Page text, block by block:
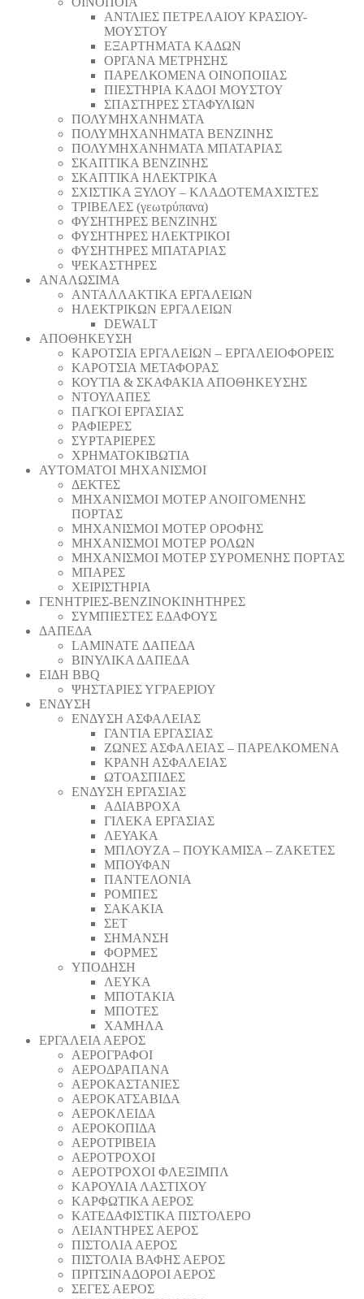
ΑΝΤΛΙΕΣ ΠΕΤΡΕΛΑΙΟΥ ΚΡΑΣΙΟΥ-
ΜΟΥΣΤΟΥ
ΕΞΑΡΤΗΜΑΤΑ ΚΑΔΩΝ
ΟΡΓΑΝΑ ΜΕΤΡΗΣΗΣ
ΠΑΡΕΛΚΟΜΕΝΑ ΟΙΝΟΠΟΙΙΑΣ
ΠΙΕΣΤΗΡΙΑ ΚΑΔΟΙ ΜΟΥΣΤΟΥ
ΣΠΑΣΤΗΡΕΣ ΣΤΑΦΥΛΙΩΝ
ΠΟΛΥΜΗΧΑΝΗΜΑΤΑ
ΠΟΛΥΜΗΧΑΝΗΜΑΤΑ ΒΕΝΖΙΝΗΣ
ΠΟΛΥΜΗΧΑΝΗΜΑΤΑ ΜΠΑΤΑΡΙΑΣ
ΣΚΑΠΤΙΚΑ ΒΕΝΖΙΝΗΣ
ΣΚΑΠΤΙΚΑ ΗΛΕΚΤΡΙΚΑ
ΣΧΙΣΤΙΚΑ ΞΥΛΟΥ – ΚΛΑΔΟΤΕΜΑΧΙΣΤΕΣ
ΤΡΙΒΕΛΕΣ (γεωτρύπανα)
ΦΥΣΗΤΗΡΕΣ ΒΕΝΖΙΝΗΣ
ΦΥΣΗΤΗΡΕΣ ΗΛΕΚΤΡΙΚΟΙ
ΦΥΣΗΤΗΡΕΣ ΜΠΑΤΑΡΙΑΣ
ΨΕΚΑΣΤΗΡΕΣ
ΑΝΑΛΩΣΙΜΑ
ΑΝΤΑΛΛΑΚΤΙΚΑ ΕΡΓΑΛΕΙΩΝ
ΗΛΕΚΤΡΙΚΩΝ ΕΡΓΑΛΕΙΩΝ
DEWALT
ΑΠΟΘΗΚΕΥΣΗ
ΚΑΡΟΤΣΙΑ ΕΡΓΑΛΕΙΩΝ – ΕΡΓΑΛΕΙΟΦΟΡΕΙΣ
ΚΑΡΟΤΣΙΑ ΜΕΤΑΦΟΡΑΣ
ΚΟΥΤΙΑ & ΣΚΑΦΑΚΙΑ ΑΠΟΘΗΚΕΥΣΗΣ
ΝΤΟΥΛΑΠΕΣ
ΠΑΓΚΟΙ ΕΡΓΑΣΙΑΣ
ΡΑΦΙΕΡΕΣ
ΣΥΡΤΑΡΙΕΡΕΣ
ΧΡΗΜΑΤΟΚΙΒΩΤΙΑ
ΑΥΤΟΜΑΤΟΙ ΜΗΧΑΝΙΣΜΟΙ
ΔΕΚΤΕΣ
ΜΗΧΑΝΙΣΜΟΙ ΜΟΤΕΡ ΑΝΟΙΓΟΜΕΝΗΣ
ΠΟΡΤΑΣ
ΜΗΧΑΝΙΣΜΟΙ ΜΟΤΕΡ ΟΡΟΦΗΣ
ΜΗΧΑΝΙΣΜΟΙ ΜΟΤΕΡ ΡΟΛΩΝ
ΜΗΧΑΝΙΣΜΟΙ ΜΟΤΕΡ ΣΥΡΟΜΕΝΗΣ ΠΟΡΤΑΣ
ΜΠΑΡΕΣ
ΧΕΙΡΙΣΤΗΡΙΑ
ΓΕΝΗΤΡΙΕΣ-ΒΕΝΖΙΝΟΚΙΝΗΤΗΡΕΣ
ΣΥΜΠΙΕΣΤΕΣ ΕΔΑΦΟΥΣ
ΔΑΠΕΔΑ
LAMINATE ΔΑΠΕΔΑ
ΒΙΝΥΛΙΚΑ ΔΑΠΕΔΑ
ΕΙΔΗ BBQ
ΨΗΣΤΑΡΙΕΣ ΥΓΡΑΕΡΙΟΥ
ΕΝΔΥΣΗ
ΕΝΔΥΣΗ ΑΣΦΑΛΕΙΑΣ
ΓΑΝΤΙΑ ΕΡΓΑΣΙΑΣ
ΖΩΝΕΣ ΑΣΦΑΛΕΙΑΣ – ΠΑΡΕΛΚΟΜΕΝΑ
ΚΡΑΝΗ ΑΣΦΑΛΕΙΑΣ
ΩΤΟΑΣΠΙΔΕΣ
ΕΝΔΥΣΗ ΕΡΓΑΣΙΑΣ
ΑΔΙΑΒΡΟΧΑ
ΓΙΛΕΚΑ ΕΡΓΑΣΙΑΣ
ΛΕΥΑΚΑ
ΜΠΛΟΥΖΑ – ΠΟΥΚΑΜΙΣΑ – ΖΑΚΕΤΕΣ
ΜΠΟΥΦΑΝ
ΠΑΝΤΕΛΟΝΙΑ
ΡΟΜΠΕΣ
ΣΑΚΑΚΙΑ
ΣΕΤ
ΣΗΜΑΝΣΗ
ΦΟΡΜΕΣ
ΥΠΟΔΗΣΗ
ΛΕΥΚΑ
ΜΠΟΤΑΚΙΑ
ΜΠΟΤΕΣ
ΧΑΜΗΛΑ
ΕΡΓΑΛΕΙΑ ΑΕΡΟΣ
ΑΕΡΟΓΡΑΦΟΙ
ΑΕΡΟΔΡΑΠΑΝA
ΑΕΡΟΚΑΣΤΑΝΙΕΣ
ΑΕΡΟΚΑΤΣΑΒΙΔΑ
ΑΕΡΟΚΛΕΙΔΑ
ΑΕΡΟΚΟΠΙΔΑ
ΑΕΡΟΤΡΙΒΕΙΑ
ΑΕΡΟΤΡΟΧΟΙ
ΑΕΡΟΤΡΟΧΟΙ ΦΛΕΞΙΜΠΛ
ΚΑΡΟΥΛΙΑ ΛΑΣΤΙΧΟΥ
ΚΑΡΦΩΤΙΚΑ ΑΕΡΟΣ
ΚΑΤΕΔΑΦΙΣΤΙΚΑ ΠΙΣΤΟΛΕΡΟ
ΛΕΙΑΝΤΗΡΕΣ ΑΕΡΟΣ
ΠΙΣΤΟΛΙΑ ΑΕΡΟΣ
ΠΙΣΤΟΛΙΑ ΒΑΦΗΣ ΑΕΡΟΣ
ΠΡΙΤΣΙΝΑΔΟΡΟΙ ΑΕΡΟΣ
ΣΕΓΕΣ ΑΕΡΟΣ